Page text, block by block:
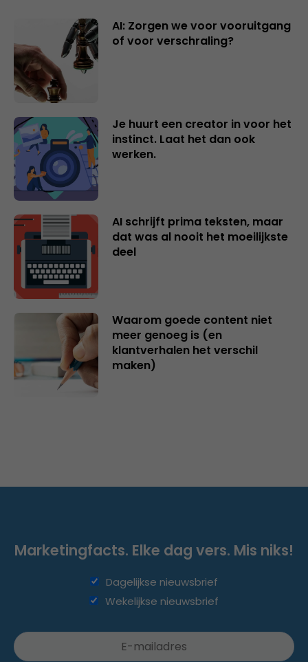
AI: Zorgen we voor vooruitgang
of voor verschraling?
Je huurt een creator in voor het
instinct. Laat het dan ook
werken.
AI schrijft prima teksten, maar
dat was al nooit het moeilijkste
deel
Waarom goede content niet
meer genoeg is (en
klantverhalen het verschil
maken)
Marketingfacts. Elke dag vers. Mis niks!
Dagelijkse nieuwsbrief
Wekelijkse nieuwsbrief